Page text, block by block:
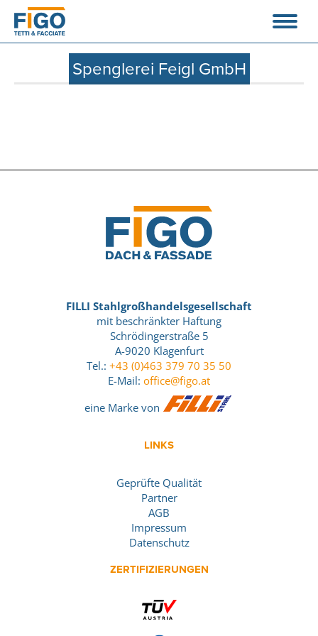
Spenglerei Feigl GmbH
FILLI Stahlgroßhandelsgesellschaft
mit beschränkter Haftung
Schrödingerstraße 5
A-9020 Klagenfurt
Tel.: +43 (0)463 379 70 35 50
E-Mail: office@figo.at
eine Marke von
LINKS
Geprüfte Qualität
Partner
AGB
Impressum
Datenschutz
ZERTIFIZIERUNGEN